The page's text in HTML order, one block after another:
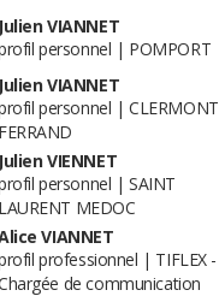
Julien VIANNET
personnel | POMPORT
Julien VIANNET
personnel | CLERMONT
FERRAND
Julien VIENNET
personnel | SAINT
LAURENT MEDOC
VIANNET
professionnel | TIFLEX -
de communication